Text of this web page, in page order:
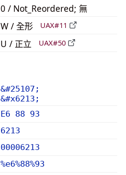
0 / Not_Reordered; 無
W / 全形 UAX#11
U / 正立 UAX#50
&#25107;
&#x6213;
E6 88 93
6213
00006213
%e6%88%93